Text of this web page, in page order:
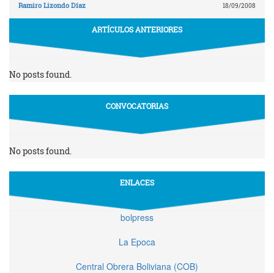
Ramiro Lizondo Díaz 18/09/2008
ARTÍCULOS ANTERIORES
No posts found.
CONVOCATORIAS
No posts found.
ENLACES
bolpress
La Epoca
Central Obrera Boliviana (COB)